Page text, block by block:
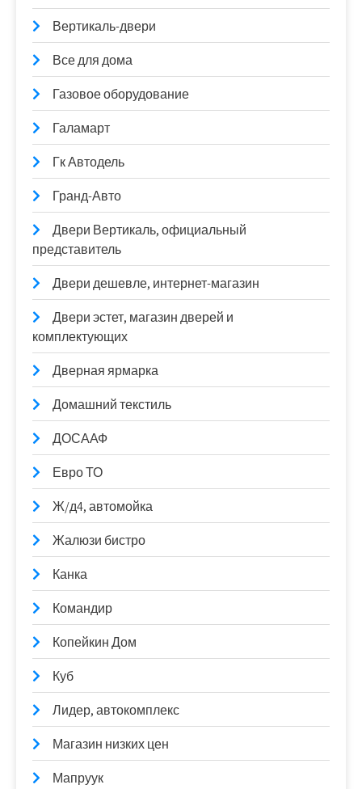
Вертикаль-двери
Все для дома
Газовое оборудование
Галамарт
Гк Автодель
Гранд-Авто
Двери Вертикаль, официальный
представитель
Двери дешевле, интернет-магазин
Двери эстет, магазин дверей и
комплектующих
Дверная ярмарка
Домашний текстиль
ДОСААФ
Евро ТО
Ж/д4, автомойка
Жалюзи бистро
Канка
Командир
Копейкин Дом
Куб
Лидер, автокомплекс
Магазин низких цен
Мапруук